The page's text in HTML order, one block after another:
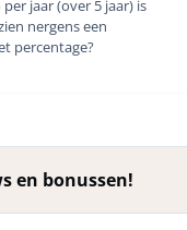
jaar (over 5 jaar) is
nergens een
percentage?
en bonussen!